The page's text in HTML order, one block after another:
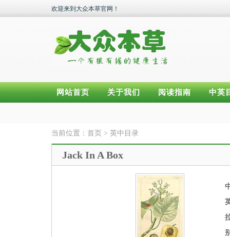
欢迎来到大众本草官网！
网站首页 关于我们 阅读指南 中英
当前位置： 首页 > 英中目录
Jack In A Box